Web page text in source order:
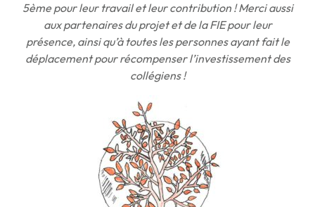
5ème pour leur travail et leur contribution ! Merci aussi
aux partenaires du projet et de la FIE pour leur
présence, ainsi qu’à toutes les personnes ayant fait le
déplacement pour récompenser l’investissement des
collégiens !